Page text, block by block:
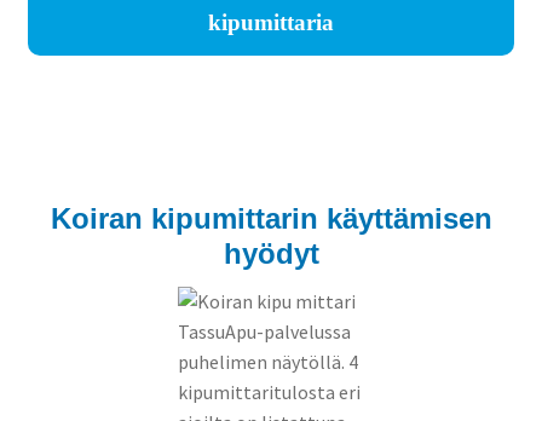
kipumittaria
Koiran kipumittarin käyttämisen
hyödyt